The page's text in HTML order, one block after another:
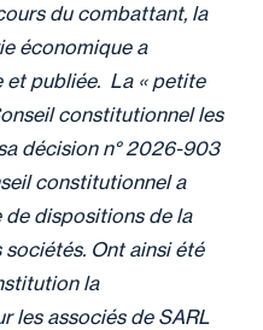
du combattant, la
économique a
et publiée. La « petite
constitutionnel les
décision n° 2026-903
constitutionnel a
de dispositions de la
Ont ainsi été
la
les associés de SARL